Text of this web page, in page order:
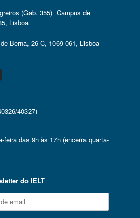
(Gab. 355) Campus de
Lisboa
Berna, 26 C, 1069-061, Lisboa
40327)
feira das 9h às 17h (encerra quarta-
do IELT